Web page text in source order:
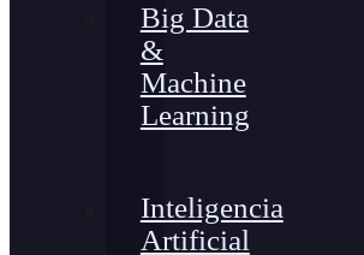
Big Data
&
Machine
Learning
Inteligencia
Artificial